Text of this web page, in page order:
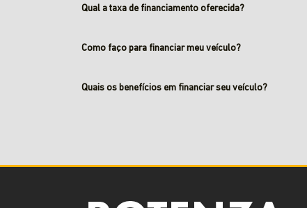
Qual a taxa de financiamento oferecida?
Como faço para financiar meu veículo?
Quais os benefícios em financiar seu veículo?